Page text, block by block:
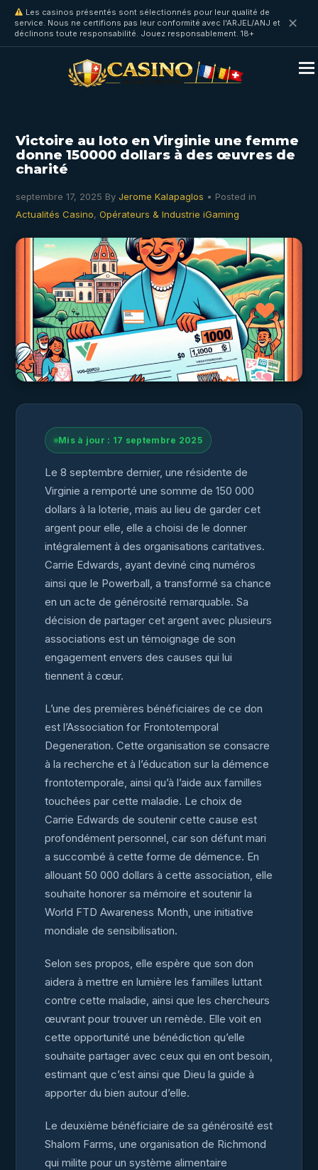
Les casinos présentés sont sélectionnés pour leur qualité de
service. Nous ne certifions pas leur conformité avec l'ARJEL/ANJ et
déclinons toute responsabilité. Jouez responsablement. 18+
✕
Victoire au loto en Virginie une femme
donne 150000 dollars à des œuvres de
charité
septembre 17, 2025 By Jerome Kalapaglos • Posted in
Actualités Casino, Opérateurs & Industrie iGaming
Mis à jour : 17 septembre 2025
Le 8 septembre dernier, une résidente de
Virginie a remporté une somme de 150 000
dollars à la loterie, mais au lieu de garder cet
argent pour elle, elle a choisi de le donner
intégralement à des organisations caritatives.
Carrie Edwards, ayant deviné cinq numéros
ainsi que le Powerball, a transformé sa chance
en un acte de générosité remarquable. Sa
décision de partager cet argent avec plusieurs
associations est un témoignage de son
engagement envers des causes qui lui
tiennent à cœur.
L’une des premières bénéficiaires de ce don
est l’Association for Frontotemporal
Degeneration. Cette organisation se consacre
à la recherche et à l’éducation sur la démence
frontotemporale, ainsi qu’à l’aide aux familles
touchées par cette maladie. Le choix de
Carrie Edwards de soutenir cette cause est
profondément personnel, car son défunt mari
a succombé à cette forme de démence. En
allouant 50 000 dollars à cette association, elle
souhaite honorer sa mémoire et soutenir la
World FTD Awareness Month, une initiative
mondiale de sensibilisation.
Selon ses propos, elle espère que son don
aidera à mettre en lumière les familles luttant
contre cette maladie, ainsi que les chercheurs
œuvrant pour trouver un remède. Elle voit en
cette opportunité une bénédiction qu’elle
souhaite partager avec ceux qui en ont besoin,
estimant que c’est ainsi que Dieu la guide à
apporter du bien autour d’elle.
Le deuxième bénéficiaire de sa générosité est
Shalom Farms, une organisation de Richmond
qui milite pour un système alimentaire